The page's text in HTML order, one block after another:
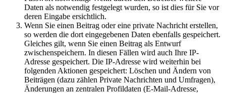
Daten als notwendig festgelegt wurden, so ist dies für Sie vor
deren Eingabe ersichtlich.
Wenn Sie einen Beitrag oder eine private Nachricht erstellen,
so werden die dort eingegebenen Daten ebenfalls gespeichert.
Gleiches gilt, wenn Sie einen Beitrag als Entwurf
zwischenspeichern. In diesen Fällen wird auch Ihre IP-
Adresse gespeichert. Die IP-Adresse wird weiterhin bei
folgenden Aktionen gespeichert: Löschen und Ändern von
Beiträgen (dazu zählen Private Nachrichten und Umfragen),
Änderungen an zentralen Profildaten (E-Mail-Adresse,